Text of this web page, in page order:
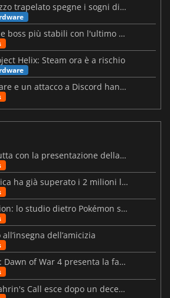
Steam Frame: il prezzo trapelato spegne i sogni di un VR economico
Palworld: Sunreach e boss più stabili con l'ultimo update
Helix: Steam ora è a rischio
Le mappe dei malware e un attacco a Discord hanno colpito Meccha Chameleon
MARVEL Tōkon debutta con la presentazione della roadmap per il primo anno
Resident Evil: Veronica ha già superato i 2 milioni liste dei desideri
Beast of Reincarnation: lo studio dietro Pokémon su una nuova strada
dell’amicizia
Warhammer 40.000: Dawn of War 4 presenta la fazione dei Necron
Forsaken Realms: Vahrin's Call esce dopo un decennio di sviluppo